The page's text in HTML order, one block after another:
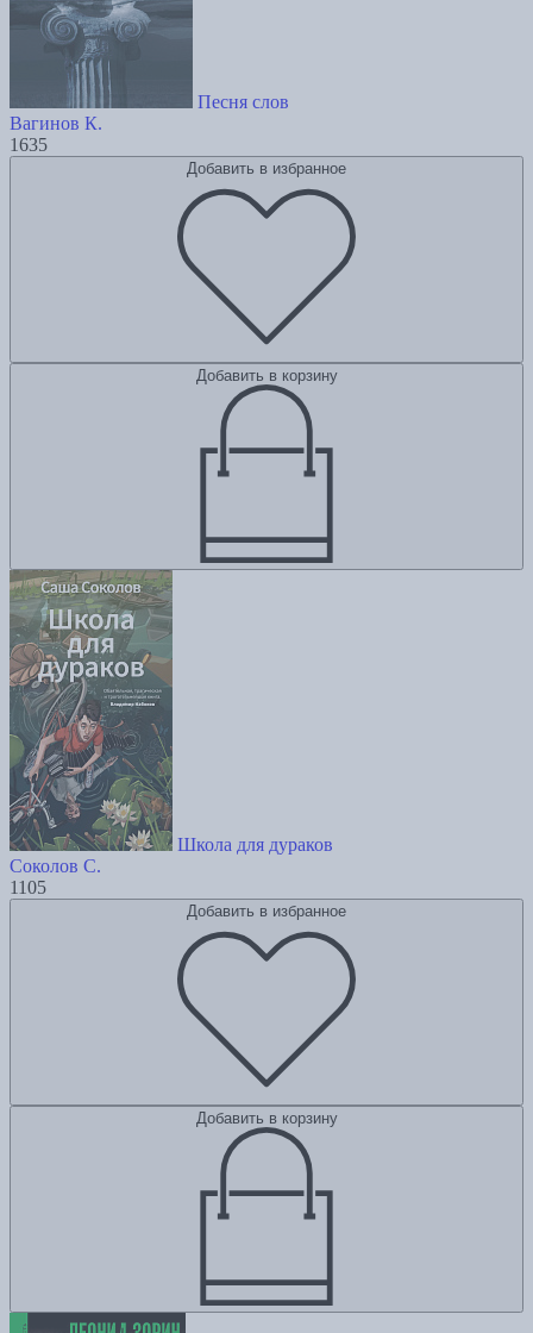
Песня слов
Вагинов К.
1635
Добавить в избранное
Добавить в корзину
Школа для дураков
Соколов С.
1105
Добавить в избранное
Добавить в корзину